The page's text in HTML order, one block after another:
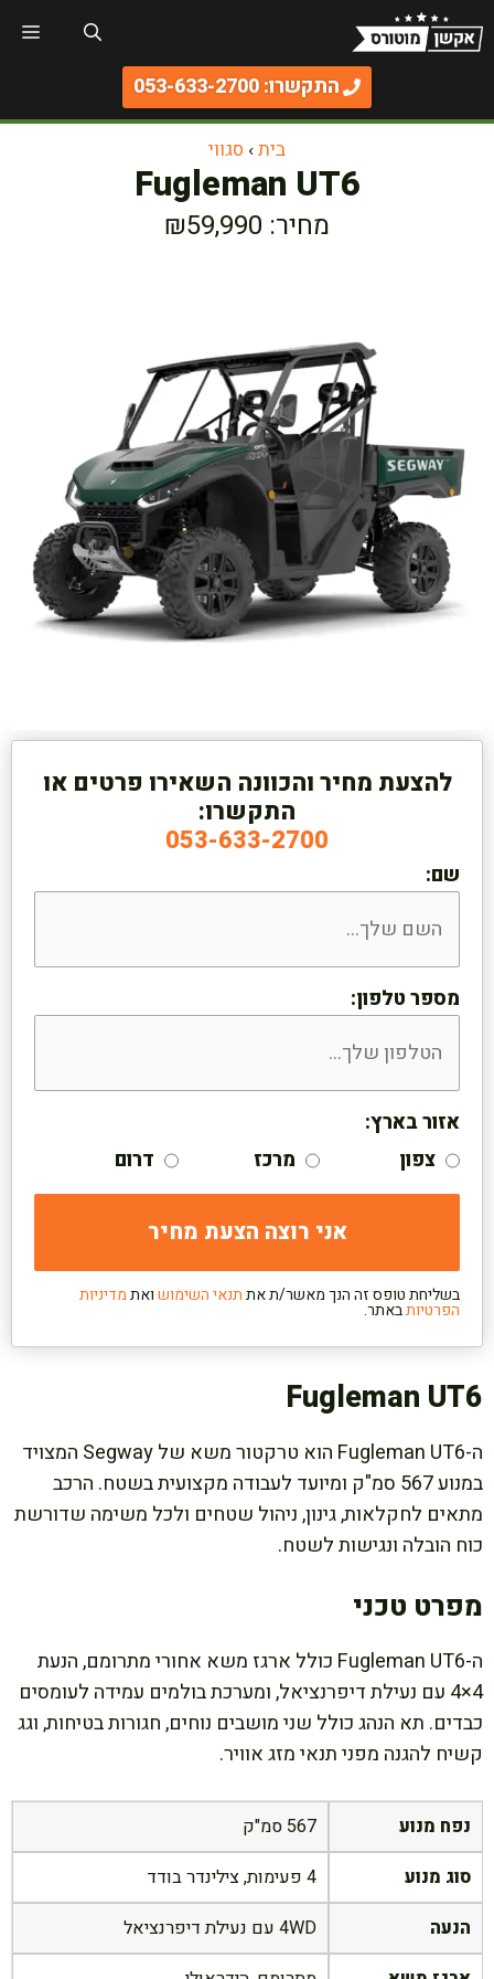
לתוכן
התקשרו: 053-633-2700
בית› סגווי
Fugleman UT6
מחיר: ₪59,990
להצעת מחיר והכוונה השאירו פרטים או
התקשרו:
053-633-2700
שם:
מספר טלפון:
אזור בארץ:
צפון
מרכז דרום
בשליחת טופס זה הנך מאשר/ת אתתנאי השימושואתמדיניות
הפרטיותבאתר.
Fugleman UT6
ה-Fugleman UT6 הוא טרקטור משא של Segway המצויד
במנוע 567 סמ"ק ומיועד לעבודה מקצועית בשטח. הרכב
מתאים לחקלאות, גינון, ניהול שטחים ולכל משימה שדורשת
כוח הובלה ונגישות לשטח.
מפרט טכני
ה-Fugleman UT6 כולל ארגז משא אחורי מתרומם, הנעת
4×4 עם נעילת דיפרנציאל, ומערכת בולמים עמידה לעומסים
כבדים. תא הנהג כולל שני מושבים נוחים, חגורות בטיחות, וגג
קשיח להגנה מפני תנאי מזג אוויר.
נפח מנוע
567 סמ"ק
סוג מנוע
4 פעימות, צילינדר בודד
הנעה
4WD עם נעילת דיפרנציאל